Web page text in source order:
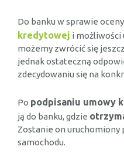
Do banku w sprawie
kredytowej i możliwości
możemy zwrócić się
jednak ostateczną
zdecydowaniu się na
Po podpisaniu umowy
ją do banku, gdzie
Zostanie on uruchomiony
samochodu.